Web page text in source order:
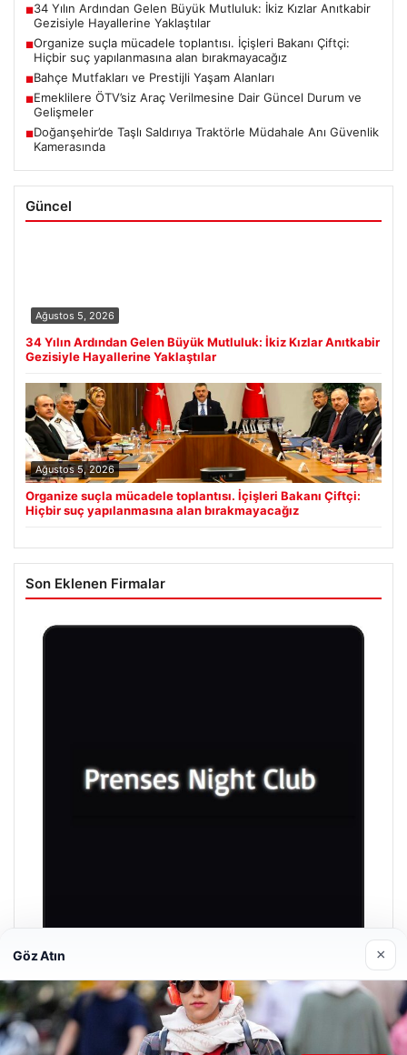
■34 Yılın Ardından Gelen Büyük Mutluluk: İkiz Kızlar Anıtkabir
Gezisiyle Hayallerine Yaklaştılar
■Organize suçla mücadele toplantısı. İçişleri Bakanı Çiftçi:
Hiçbir suç yapılanmasına alan bırakmayacağız
■Bahçe Mutfakları ve Prestijli Yaşam Alanları
■Emeklilere ÖTV’siz Araç Verilmesine Dair Güncel Durum ve
Gelişmeler
■Doğanşehir’de Taşlı Saldırıya Traktörle Müdahale Anı Güvenlik
Kamerasında
Güncel
Ağustos 5, 2026
34 Yılın Ardından Gelen Büyük Mutluluk: İkiz Kızlar Anıtkabir
Gezisiyle Hayallerine Yaklaştılar
Ağustos 5, 2026
Organize suçla mücadele toplantısı. İçişleri Bakanı Çiftçi:
Hiçbir suç yapılanmasına alan bırakmayacağız
Son Eklenen Firmalar
Prenses Night Club
Nisan 29, 2026
Göz Atın ×